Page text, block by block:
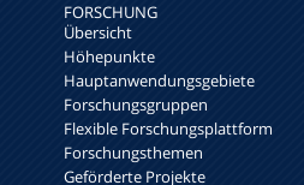
FORSCHUNG
Übersicht
Höhepunkte
Hauptanwendungsgebiete
Forschungsgruppen
Flexible Forschungsplattform
Forschungsthemen
Geförderte Projekte